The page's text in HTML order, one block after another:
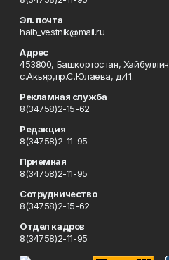
Эл. почта
haib_vestnik@mail.ru
Адрес
453800, Башкортостан,
с.Акъяр,пр.С.Юлаева, д.41.
Рекламная служба
8(34758)2-15-62
Редакция
8(34758)2-11-95
Приемная
8(34758)2-11-95
Сотрудничество
8(34758)2-15-62
Отдел кадров
8(34758)2-11-95